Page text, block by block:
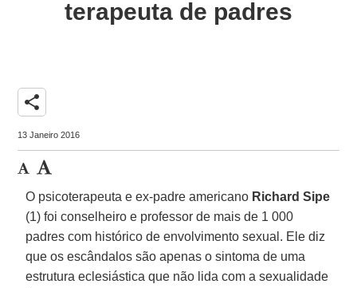
terapeuta de padres
share
13 Janeiro 2016
O psicoterapeuta e ex-padre americano Richard Sipe
(1) foi conselheiro e professor de mais de 1 000
padres com histórico de envolvimento sexual. Ele diz
que os escândalos são apenas o sintoma de uma
estrutura eclesiástica que não lida com a sexualidade